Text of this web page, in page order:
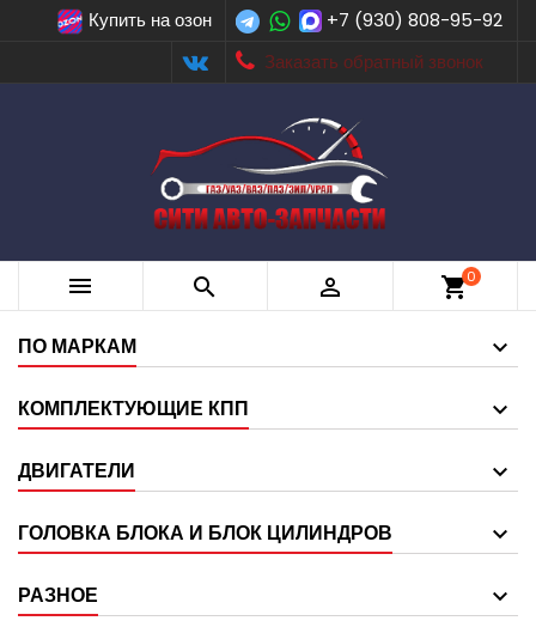
Купить на озон
+7 (930) 808-95-92
Заказать обратный звонок
   shopping_cart0
ПО МАРКАМ
КОМПЛЕКТУЮЩИЕ КПП
ДВИГАТЕЛИ
ГОЛОВКА БЛОКА И БЛОК ЦИЛИНДРОВ
РАЗНОЕ